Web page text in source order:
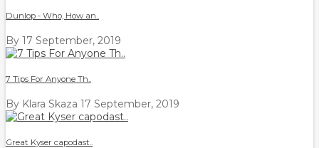
Dunlop - Who, How an..
By 17 September, 2019
7 Tips For Anyone Th..
By Klara Skaza 17 September, 2019
Great Kyser capodast..